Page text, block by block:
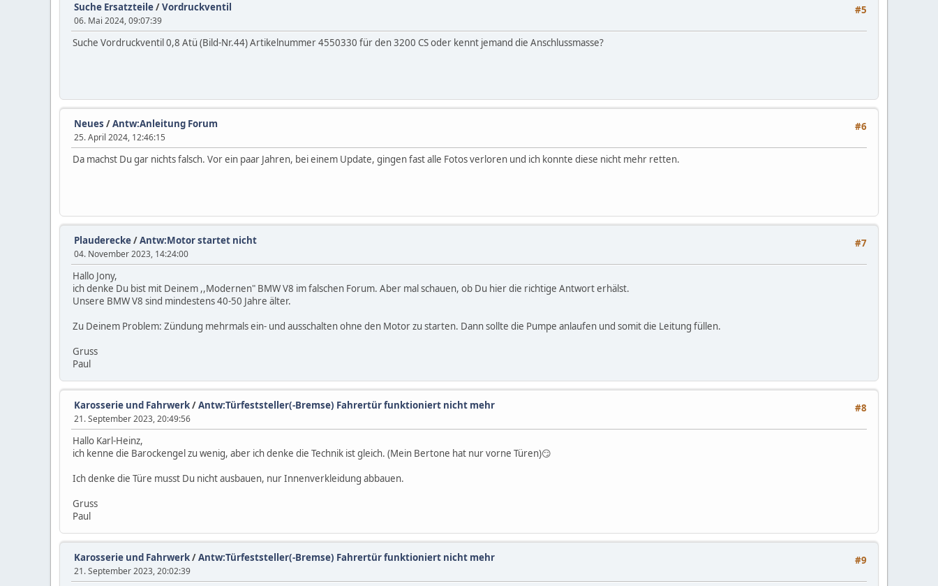
#5
Suche Ersatzteile/Vordruckventil
06. Mai 2024, 09:07:39
Suche Vordruckventil 0,8 Atü (Bild-Nr.44) Artikelnummer 4550330 für den 3200 CS oder kennt jemand die Anschlussmasse?
#6
Neues /Antw:Anleitung Forum
25. April 2024, 12:46:15
Da machst Du gar nichts falsch. Vor ein paar Jahren, bei einem Update, gingen fast alle Fotos verloren und ich konnte diese nicht mehr retten.
#7
Plauderecke/Antw:Motor startet nicht
04. November 2023, 14:24:00
Hallo Jony,
ich denke Du bist mit Deinem ,,Modernen" BMW V8 im falschen Forum. Aber mal schauen, ob Du hier die richtige Antwort erhälst.
Unsere BMW V8 sind mindestens 40-50 Jahre älter.
Zu Deinem Problem: Zündung mehrmals ein- und ausschalten ohne den Motor zu starten. Dann sollte die Pumpe anlaufen und somit die Leitung füllen.
Gruss
Paul
#8
Karosserie und Fahrwerk/Antw:Türfeststeller(-Bremse) Fahrertür funktioniert nicht mehr
21. September 2023, 20:49:56
Hallo Karl-Heinz,
ich kenne die Barockengel zu wenig, aber ich denke die Technik ist gleich. (Mein Bertone hat nur vorne Türen)😏
Ich denke die Türe musst Du nicht ausbauen, nur Innenverkleidung abbauen.
Gruss
Paul
#9
Karosserie und Fahrwerk/Antw:Türfeststeller(-Bremse) Fahrertür funktioniert nicht mehr
21. September 2023, 20:02:39